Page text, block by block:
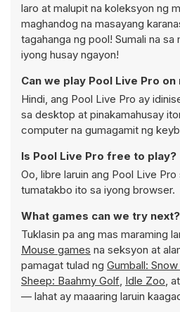
laro at malupit na koleksyon ng
maghandog na masayang
tagahanga ng pool! Sumali na sa
iyong husay ngayon!
Can we play Pool Live Pro on
Hindi, ang Pool Live Pro ay
sa desktop at pinakamahusay
computer na gumagamit ng
Is Pool Live Pro free to play?
Oo, libre laruin ang Pool Live
tumatakbo ito sa iyong browser.
What games can we try next?
Tuklasin pa ang mas maraming
Mouse games na seksyon at
pamagat tulad ng Gumball:
Sheep: Baahmy Golf, Idle Zoo, at
— lahat ay maaaring laruin